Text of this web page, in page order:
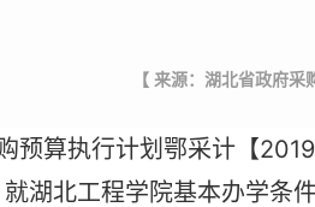
【 来源：湖北省政府
预算执行计划鄂采计【2019
湖北工程学院基本办学条